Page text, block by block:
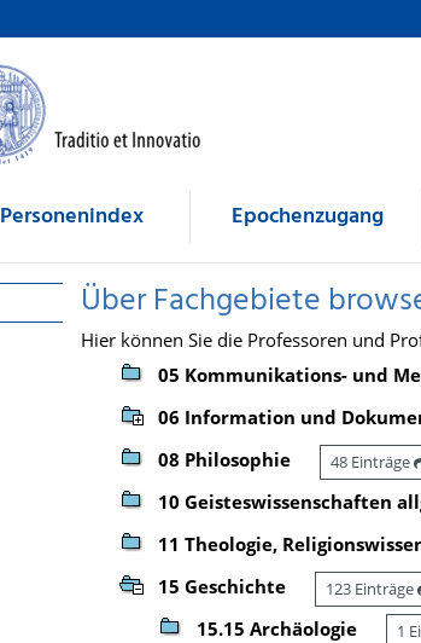
Personenindex Epochenzugang
Über Fachgebiete
Hier können Sie die Professoren und
05 Kommunikations- und
06 Information und
08 Philosophie 48 Einträge
10 Geisteswissenschaften
11 Theologie,
15 Geschichte 123 Einträge
15.15 Archäologie 1